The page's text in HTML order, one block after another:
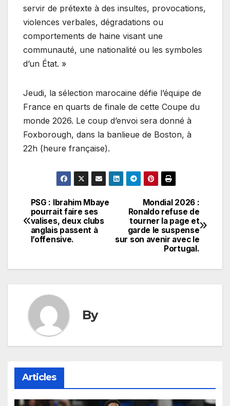
servir de prétexte à des insultes, provocations,
violences verbales, dégradations ou
comportements de haine visant une
communauté, une nationalité ou les symboles
d’un État. »
Jeudi, la sélection marocaine défie l’équipe de
France en quarts de finale de cette Coupe du
monde 2026. Le coup d’envoi sera donné à
Foxborough, dans la banlieue de Boston, à
22h (heure française).
Navigation
de
Mondial 2026 :
Ronaldo refuse de
tourner la page et
garde le suspense
sur son avenir avec le
Portugal.
PSG : Ibrahim Mbaye
pourrait faire ses
valises, deux clubs
anglais passent à
l’offensive.
By
Articles